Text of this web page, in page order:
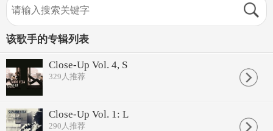
该歌手的专辑列表
Close-Up Vol. 4, S
329 人推荐
Close-Up Vol. 1: L
290 人推荐